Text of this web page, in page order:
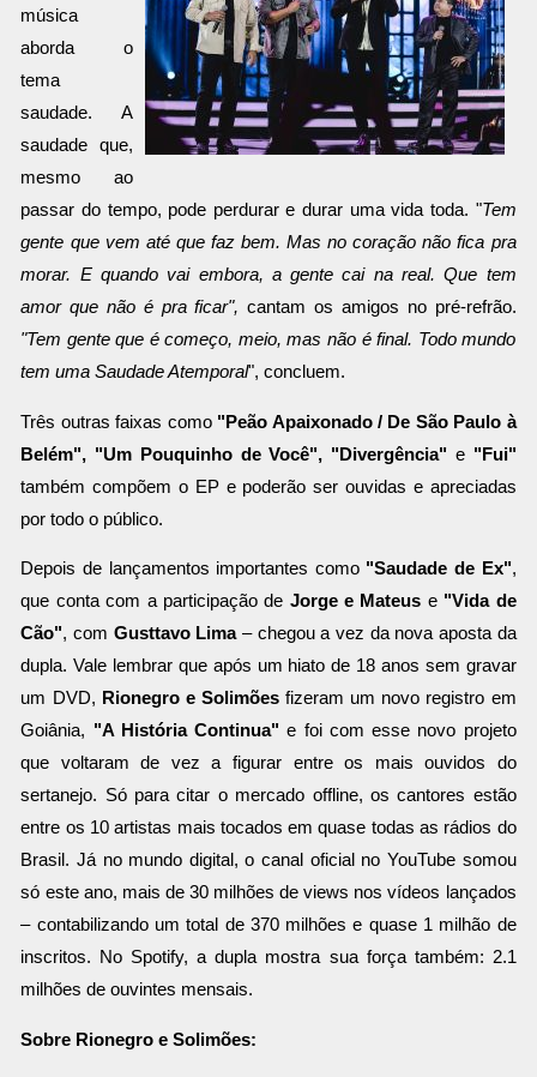
música
aborda o
tema
saudade. A
saudade que,
mesmo ao
passar do tempo, pode perdurar e durar uma vida toda. "Tem
gente que vem até que faz bem. Mas no coração não fica pra
morar. E quando vai embora, a gente cai na real. Que tem
amor que não é pra ficar",cantam os amigos no pré-refrão.
"Tem gente que é começo, meio, mas não é final. Todo mundo
tem uma Saudade Atemporal", concluem.
Três outras faixas como "Peão Apaixonado / De São Paulo à
Belém", "Um Pouquinho de Você", "Divergência" e"Fui"
também compõem o EP e poderão ser ouvidas e apreciadas
por todo o público.
Depois de lançamentos importantes como "Saudade de Ex",
que conta com a participação de Jorge e Mateus e"Vida de
Cão", com Gusttavo Lima– chegou a vez da nova aposta da
dupla. Vale lembrar que após um hiato de 18 anos sem gravar
um DVD, Rionegro e Solimõesfizeram um novo registro em
Goiânia, "A História Continua" e foi com esse novo projeto
que voltaram de vez a figurar entre os mais ouvidos do
sertanejo. Só para citar o mercado offline, os cantores estão
entre os 10 artistas mais tocados em quase todas as rádios do
Brasil. Já no mundo digital, o canal oficial no YouTube somou
só este ano, mais de 30 milhões de views nos vídeos lançados
– contabilizando um total de 370 milhões e quase 1 milhão de
inscritos. No Spotify, a dupla mostra sua força também: 2.1
milhões de ouvintes mensais.
Sobre Rionegro e Solimões: